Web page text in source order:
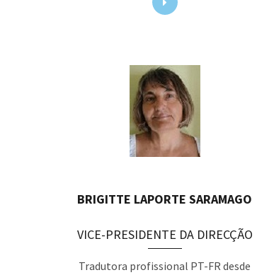
BRIGITTE LAPORTE SARAMAGO
VICE-PRESIDENTE DA DIRECÇÃO
Tradutora profissional PT-FR desde